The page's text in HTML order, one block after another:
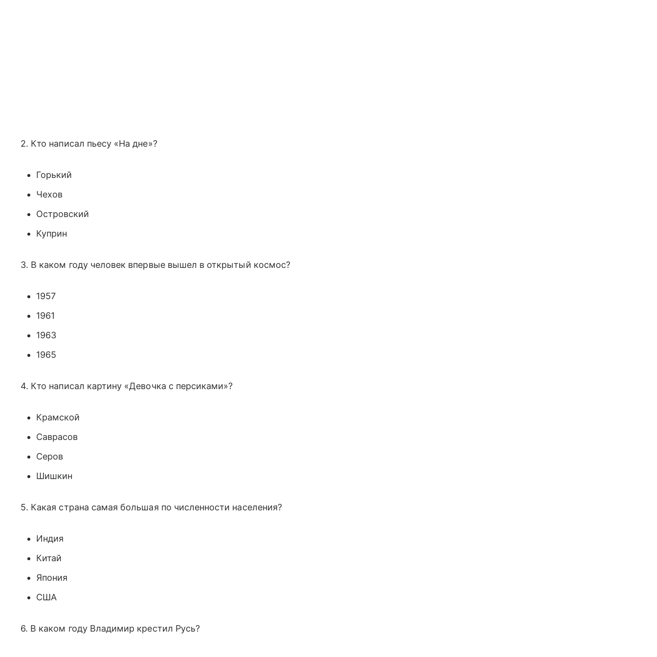
2. Кто написал пьесу «На дне»?
Горький
Чехов
Островский
Куприн
3. В каком году человек впервые вышел в открытый космос?
1957
1961
1963
1965
4. Кто написал картину «Девочка с персиками»?
Крамской
Саврасов
Серов
Шишкин
5. Какая страна самая большая по численности населения?
Индия
Китай
Япония
США
6. В каком году Владимир крестил Русь?